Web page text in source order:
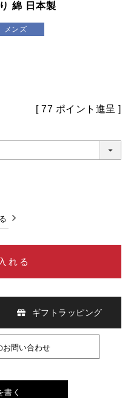
綿 日本製
メンズ
[ 77 ポイント進呈 ]
れる
ギフトラッピング
お問い合わせ
書く